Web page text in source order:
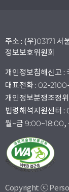
주소 : (우)03171 서
정보보호위원회
개인정보침해신고 :
대표전화 : 02-
개인정보분쟁조정
법령해석지원센터
월~금 9:00~18:00,
Copyright ⓒ